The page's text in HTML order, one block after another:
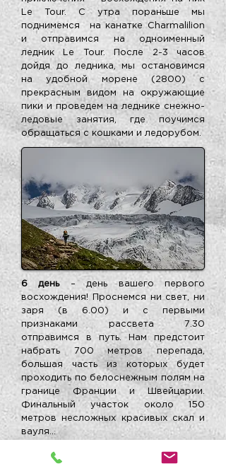
Le Tour. С утра пораньше мы
поднимемся на канатке Charmalilion
и отправимся на одноименный
ледник Le Tour. После 2-3 часов
дойдя до ледника, мы остановимся
на удобной морене (2800) с
прекрасным видом на окружающие
пики и проведем на леднике снежно-
ледовые занятия, где поучимся
обращаться с кошками и ледорубом.
6 день– день вашего первого
восхождения! Проснемся ни свет, ни
заря (в 6.00) и с первыми
признаками рассвета 7.30
отправимся в путь. Нам предстоит
набрать 700 метров перепада,
большая часть из которых будет
проходить по белоснежным полям на
границе Франции и Швейцарии.
Финальный участок около 150
метров несложных красивых скал и
вауля…